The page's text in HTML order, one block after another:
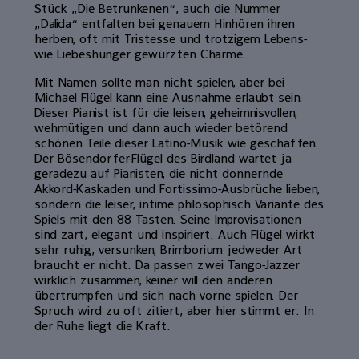
Stück „Die Betrunkenen“, auch die Nummer
„Dalida“ entfalten bei genauem Hinhören ihren
herben, oft mit Tristesse und trotzigem Lebens-
wie Liebeshunger gewürzten Charme.
Mit Namen sollte man nicht spielen, aber bei
Michael Flügel kann eine Ausnahme erlaubt sein.
Dieser Pianist ist für die leisen, geheimnisvollen,
wehmütigen und dann auch wieder betörend
schönen Teile dieser Latino-Musik wie geschaffen.
Der Bösendorfer-Flügel des Birdland wartet ja
geradezu auf Pianisten, die nicht donnernde
Akkord-Kaskaden und Fortissimo-Ausbrüche lieben,
sondern die leiser, intime philosophisch Variante des
Spiels mit den 88 Tasten. Seine Improvisationen
sind zart, elegant und inspiriert. Auch Flügel wirkt
sehr ruhig, versunken, Brimborium jedweder Art
braucht er nicht. Da passen zwei Tango-Jazzer
wirklich zusammen, keiner will den anderen
übertrumpfen und sich nach vorne spielen. Der
Spruch wird zu oft zitiert, aber hier stimmt er: In
der Ruhe liegt die Kraft.